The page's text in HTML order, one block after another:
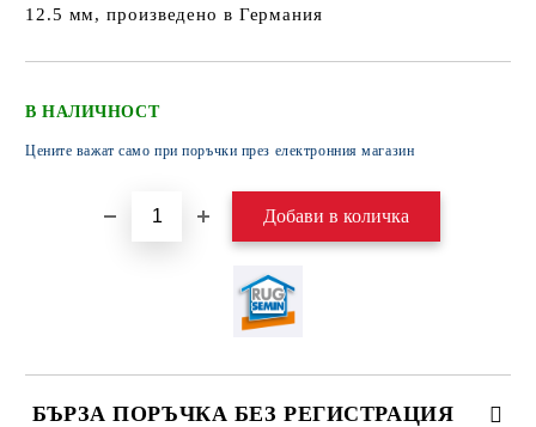
12.5 мм, произведено в Германия
В НАЛИЧНОСТ
Цените важат само при поръчки през електронния магазин
БЪРЗА ПОРЪЧКА БЕЗ РЕГИСТРАЦИЯ